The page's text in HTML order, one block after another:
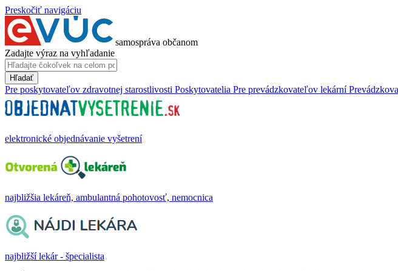
Preskočiť navigáciu
samospráva občanom
Zadajte výraz na vyhľadanie
Hľadať
Pre poskytovateľov zdravotnej starostlivosti Poskytovatelia Pre prevádzkovateľov lekární
elektronické objednávanie vyšetrení
najbližšia lekáreň, ambulantná pohotovosť, nemocnica
najbližší lekár - špecialista